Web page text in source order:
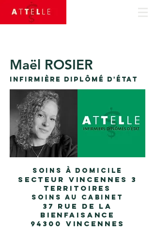
Maël ROSIER
InfirmiÈrE diplômé d'État
Soins à domicile
secteur vincennes 3
territoires
Soins au cabinet
37 Rue de la
Bienfaisance
94300 VINCENNES